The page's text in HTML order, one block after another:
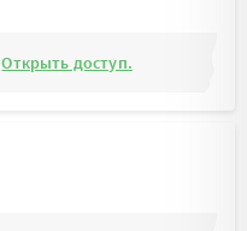
Открыть доступ.